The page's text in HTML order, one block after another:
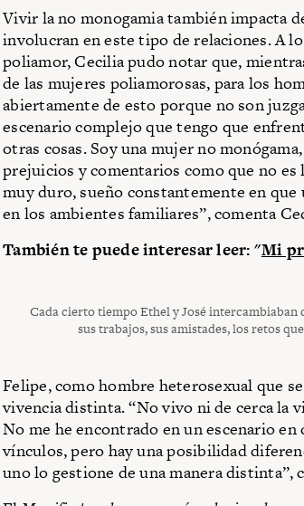
Vivir la no monogamia también impacta
involucran en este tipo de relaciones. A
poliamor, Cecilia pudo notar que,
de las mujeres poliamorosas, para los
abiertamente de esto porque no son
escenario complejo que tengo que
otras cosas. Soy una mujer no
prejuicios y comentarios como que no es
muy duro, sueño constantemente en
en los ambientes familiares”, comenta
También te puede interesar leer: "Mi
Cada cierto tiempo Ethel y José
sus trabajos, sus amistades, los retos
Felipe, como hombre heterosexual que
vivencia distinta. “No vivo ni de cerca la
No me he encontrado en un escenario
vínculos, pero hay una posibilidad
uno lo gestione de una manera distinta”,